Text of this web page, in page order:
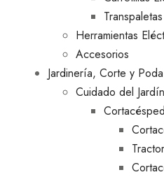
Transpaletas
Herramientas
Accesorios
Jardinería, Corte y Poda
Cuidado del Jardín
Cortacésped